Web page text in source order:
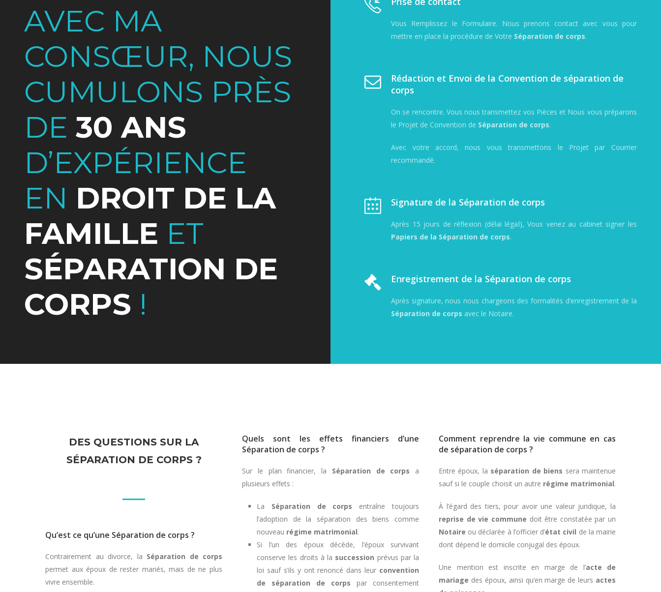
AVEC MA
CONSŒUR, NOUS
CUMULONS PRÈS
DE30 ANS
D’EXPÉRIENCE
EN DROIT DE LA
FAMILLE ET
SÉPARATION DE
CORPS !
Vous Remplissez le Formulaire. Nous prenons contact avec vous pour
mettre en place la procédure de Votre Séparation de corps.
Rédaction et Envoi de la Convention de séparation de
corps
On se rencontre. Vous nous transmettez vos Pièces et Nous vous préparons
le Projet de Convention de Séparation de corps.
Avec votre accord, nous vous transmettons le Projet par Courrier
recommandé.
Signature de la Séparation de corps
Après 15 jours de réflexion (délai légal), Vous venez au cabinet signer les
Papiers de la Séparation de corps.
Enregistrement de la Séparation de corps
Après signature, nous nous chargeons des formalités d’enregistrement de la
Séparation de corps avec le Notaire.
DES QUESTIONS SUR LA
SÉPARATION DE CORPS ?
Qu’est ce qu’une Séparation de corps ?
Contrairement au divorce, la Séparation de corps
permet aux époux de rester mariés, mais de ne plus
vivre ensemble.
Quels sont les effets financiers d’une
Séparation de corps ?
Sur le plan financier, la Séparation de corps a
plusieurs effets :
La Séparation de corps entraîne toujours
l’adoption de la séparation des biens comme
nouveau régime matrimonial.
Si l’un des époux décède, l’époux survivant
conserve les droits à la succession prévus par la
loi sauf s’ils y ont renoncé dans leur convention
de séparation de corps par consentement
Comment reprendre la vie commune en cas
de séparation de corps ?
Entre époux, la séparation de biens sera maintenue
sauf si le couple choisit un autre régime matrimonial.
À l’égard des tiers, pour avoir une valeur juridique, la
reprise de vie commune doit être constatée par un
Notaire ou déclarée à l’officier d’état civil de la mairie
dont dépend le domicile conjugal des époux.
Une mention est inscrite en marge de l’acte de
mariage des époux, ainsi qu’en marge de leurs actes